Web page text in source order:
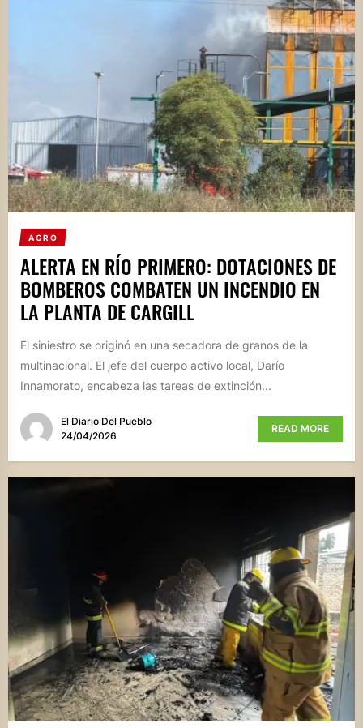
AGRO
ALERTA EN RÍO PRIMERO: DOTACIONES DE
BOMBEROS COMBATEN UN INCENDIO EN
LA PLANTA DE CARGILL
El siniestro se originó en una secadora de granos de la
multinacional. El jefe del cuerpo activo local, Darío
Innamorato, encabeza las tareas de extinción...
El Diario Del Pueblo
24/04/2026
READ MORE